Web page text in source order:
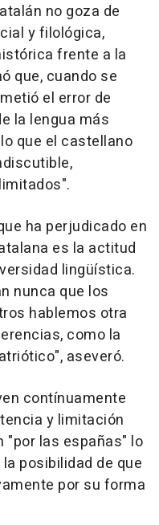
no goza de
y filológica,
frente a la
que, cuando se
el error de
la lengua más
que el castellano
ha perjudicado en
es la actitud
lingüística.
nunca que los
hablemos otra
como la
aseveró.
contínuamente
y limitación
"por las españas" lo
posibilidad de que
por su forma